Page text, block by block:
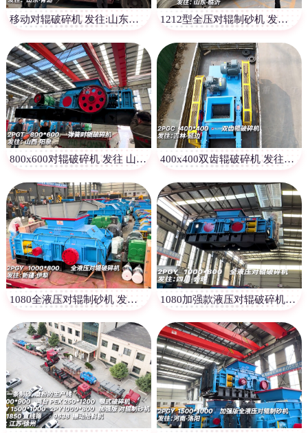
移动对辊破碎机 发往:山东青岛 1212型全压对辊制砂机 发往山东临沂
800x600对辊破碎机 发往 山西阳泉 400x400双齿辊破碎机 发往吉林
1080全液压对辊制砂机 发往新疆伊犁 1080加强款液压对辊破碎机 发往四川会理